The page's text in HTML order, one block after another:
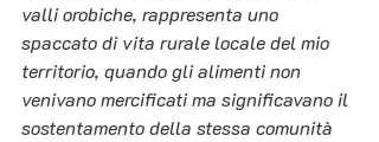
valli orobiche, rappresenta uno
spaccato di vita rurale locale del mio
territorio, quando gli alimenti non
venivano mercificati ma significavano il
sostentamento della stessa comunità